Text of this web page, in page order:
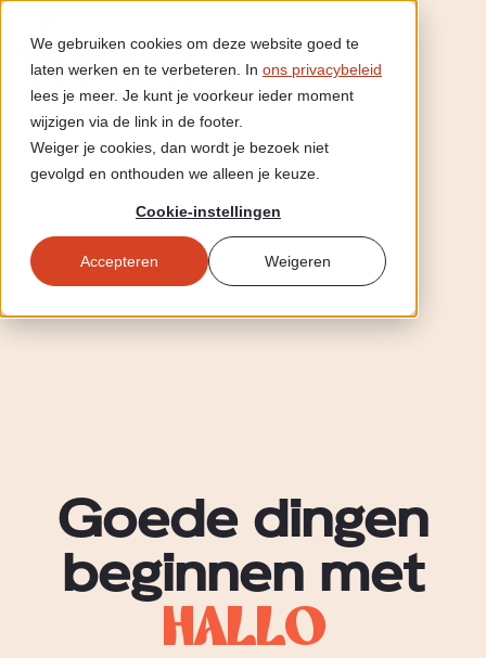
We gebruiken cookies om deze website goed te
laten werken en te verbeteren. In ons privacybeleid
lees je meer. Je kunt je voorkeur ieder moment
wijzigen via de link in de footer.
Weiger je cookies, dan wordt je bezoek niet
gevolgd en onthouden we alleen je keuze.
Cookie-instellingen
Accepteren Weigeren
CLAIM GRATIS AUDIT CLAIM GRATIS AUDIT CLAIM GRATIS
Goede dingen
beginnen met
hallo